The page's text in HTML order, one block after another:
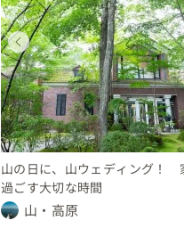
ウェディングフォト
山形県
10 〜 30 万円
ウェディング
長野県
100 〜 150 万円
山の日に、山ウェディング！
過ごす大切な時間
山・高原
ウェディングフォト
山形県
〜 10 万円
ウェディングフ
長野県
10 〜 30 万円